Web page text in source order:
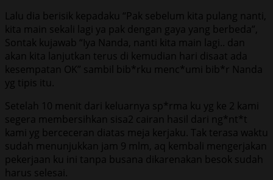
Lalu dia berisik kepadaku “Pak sebelum kita pulang nanti,
kita main sekali lagi ya pak dengan gaya yang berbeda”,
Sontak kujawab “Iya Nanda, nanti kita main lagi.. dan
akan kita lanjutkan terus di kemudian hari disaat ada
kesempatan OK” sambil bib*rku menc*umi bib*r Nanda
yg tipis itu.
Setelah 10 menit dari keluarnya sp*rma ku yg ke 2 kami
segera membersihkan sisa2 cairan hasil dari ng*nt*t
kami yg berceceran diatas meja kerjaku. Tak terasa waktu
sudah menunjukkan jam 9 mlm, aq kembali mengerjakan
pekerjaan ku ini tanpa busana dikarenakan besok sudah
harus selesai.